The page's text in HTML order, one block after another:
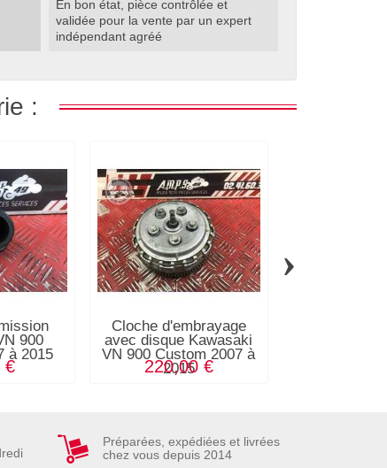
En bon état, pièce contrôlée et
validée pour la vente par un expert
indépendant agréé
:
900
à 2015
€
Cloche d'embrayage
avec disque Kawasaki
VN 900 Custom 2007 à
2015
220,00 €
›
Préparées, expédiées et livrées
chez vous depuis 2014